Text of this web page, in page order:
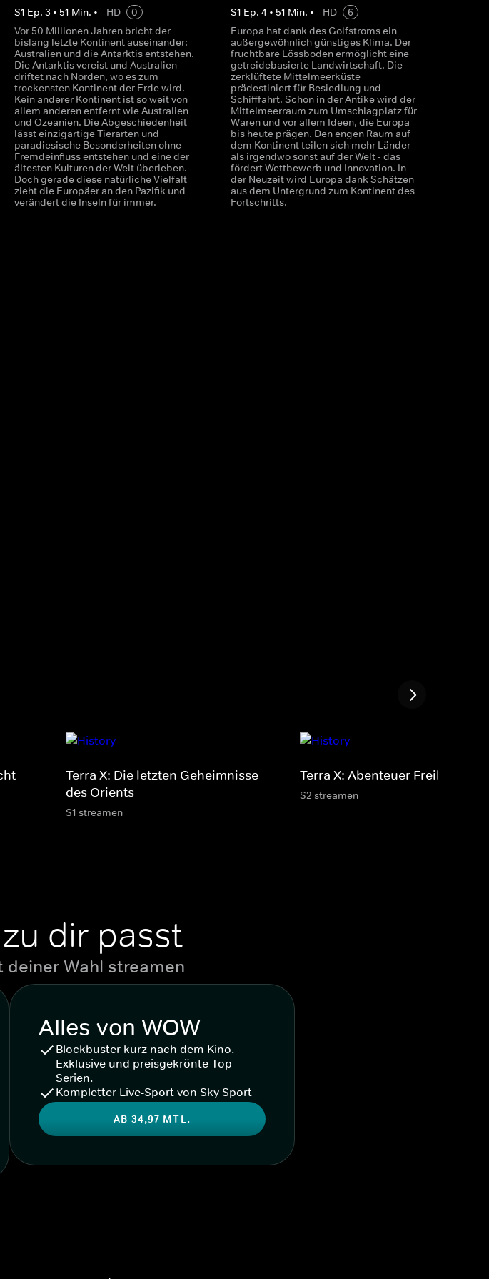
S1 Ep. 3 • 51 Min. • HD
0
Vor 50 Millionen Jahren bricht der
bislang letzte Kontinent auseinander:
Australien und die Antarktis entstehen.
Die Antarktis vereist und Australien
driftet nach Norden, wo es zum
trockensten Kontinent der Erde wird.
Kein anderer Kontinent ist so weit von
allem anderen entfernt wie Australien
und Ozeanien. Die Abgeschiedenheit
lässt einzigartige Tierarten und
paradiesische Besonderheiten ohne
Fremdeinfluss entstehen und eine der
ältesten Kulturen der Welt überleben.
Doch gerade diese natürliche Vielfalt
zieht die Europäer an den Pazifik und
verändert die Inseln für immer.
S1 Ep. 4 • 51 Min. • HD
6
Europa hat dank des Golfstroms ein
außergewöhnlich günstiges Klima. Der
fruchtbare Lössboden ermöglicht eine
getreidebasierte Landwirtschaft. Die
zerklüftete Mittelmeerküste
prädestiniert für Besiedlung und
Schifffahrt. Schon in der Antike wird der
Mittelmeerraum zum Umschlagplatz für
Waren und vor allem Ideen, die Europa
bis heute prägen. Den engen Raum auf
dem Kontinent teilen sich mehr Länder
als irgendwo sonst auf der Welt - das
fördert Wettbewerb und Innovation. In
der Neuzeit wird Europa dank Schätzen
aus dem Untergrund zum Kontinent des
Fortschritts.
Terra X: Die letzten Geheimnisse
des Orients
S1 streamen
Terra X: Abenteuer Freiheit
S2 streamen
dir passt
deiner Wahl streamen
Alles von WOW
Blockbuster kurz nach dem Kino.
Exklusive und preisgekrönte Top-
Serien.
Kompletter Live-Sport von Sky Sport
AB 34,97 MTL.